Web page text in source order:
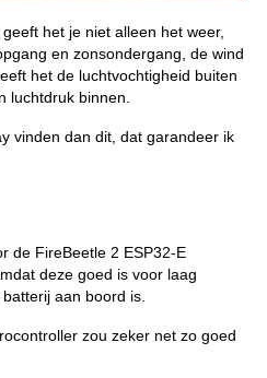
het je niet alleen het weer,
en zonsondergang, de wind
het de luchtvochtigheid buiten
luchtdruk binnen.
vinden dan dit, dat garandeer ik
de FireBeetle 2 ESP32-E
deze goed is voor laag
aan boord is.
zou zeker net zo goed